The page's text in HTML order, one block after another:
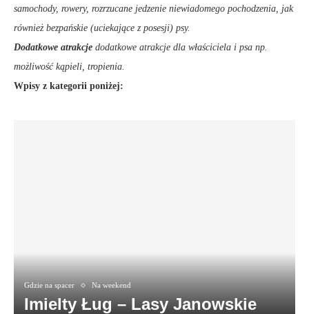
samochody, rowery, rozrzucane jedzenie niewiadomego pochodzenia, jak
również bezpańskie (uciekające z posesji) psy.
Dodatkowe atrakcje dodatkowe atrakcje dla właściciela i psa np.
możliwość kąpieli, tropienia.
Wpisy z kategorii poniżej:
Gdzie na spacer Na weekend
Imielty Ług – Lasy Janowskie